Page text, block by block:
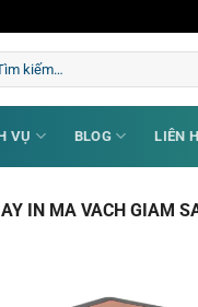
VỤ BLOG LIÊN
IN MA VACH GIAM